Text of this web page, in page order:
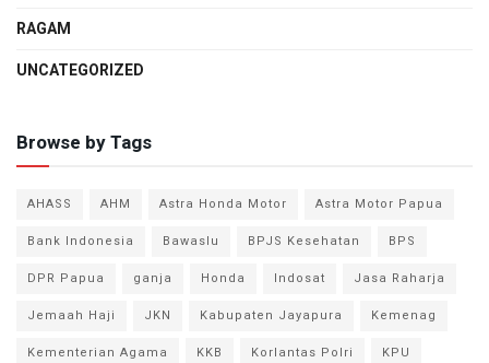
RAGAM
UNCATEGORIZED
Browse by Tags
AHASS AHM Astra Honda Motor
Astra Motor Papua
Bank Indonesia
Bawaslu BPJS Kesehatan
BPS
DPR Papua
ganja Honda Indosat
Jasa Raharja
Jemaah Haji
JKN Kabupaten Jayapura
Kemenag
Kementerian Agama
KKB Korlantas Polri
KPU